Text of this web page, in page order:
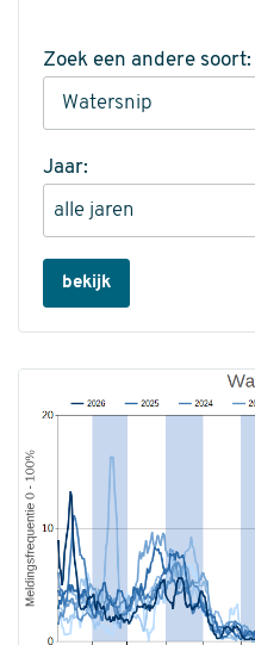
Zoek een andere soort:
Jaar:
bekijk